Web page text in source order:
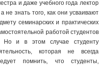
и даже учебного года лектор
не знать того, как они усваивают
семинарских и практических
работой студентов
Но и в этом случае студенту
которая не всегда
помнить, что студенты,